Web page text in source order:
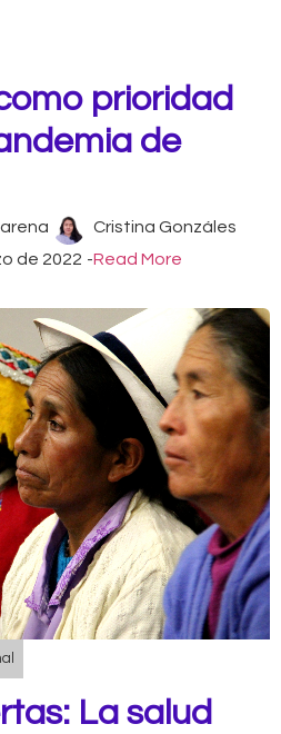
prioridad
de
Cristina Gonzáles
de 2022 -Read More
La salud